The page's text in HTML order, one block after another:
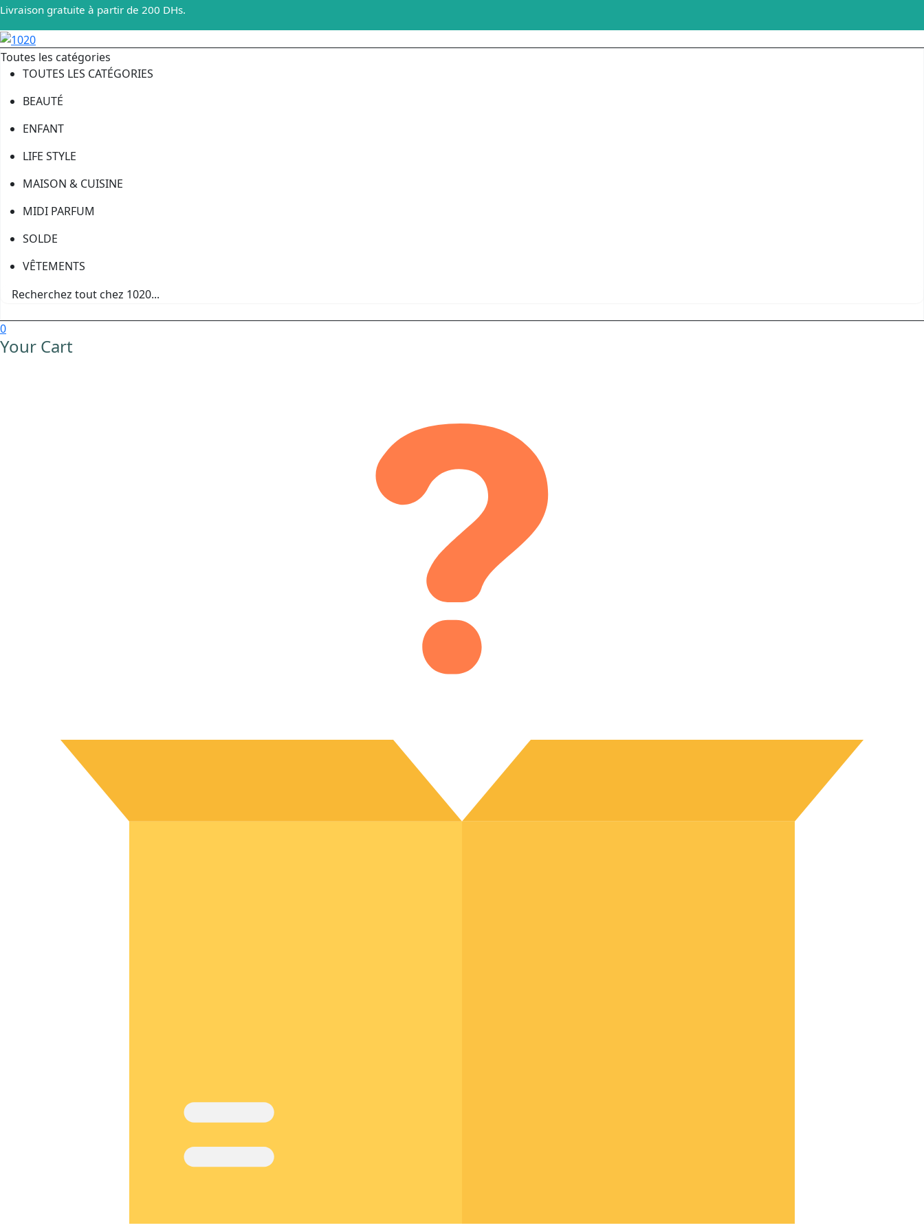
Livraison gratuite à partir de 200 DHs.
Toutes les catégories
TOUTES LES CATÉGORIES
BEAUTÉ
ENFANT
LIFE STYLE
MAISON & CUISINE
MIDI PARFUM
SOLDE
VÊTEMENTS
0
Your Cart